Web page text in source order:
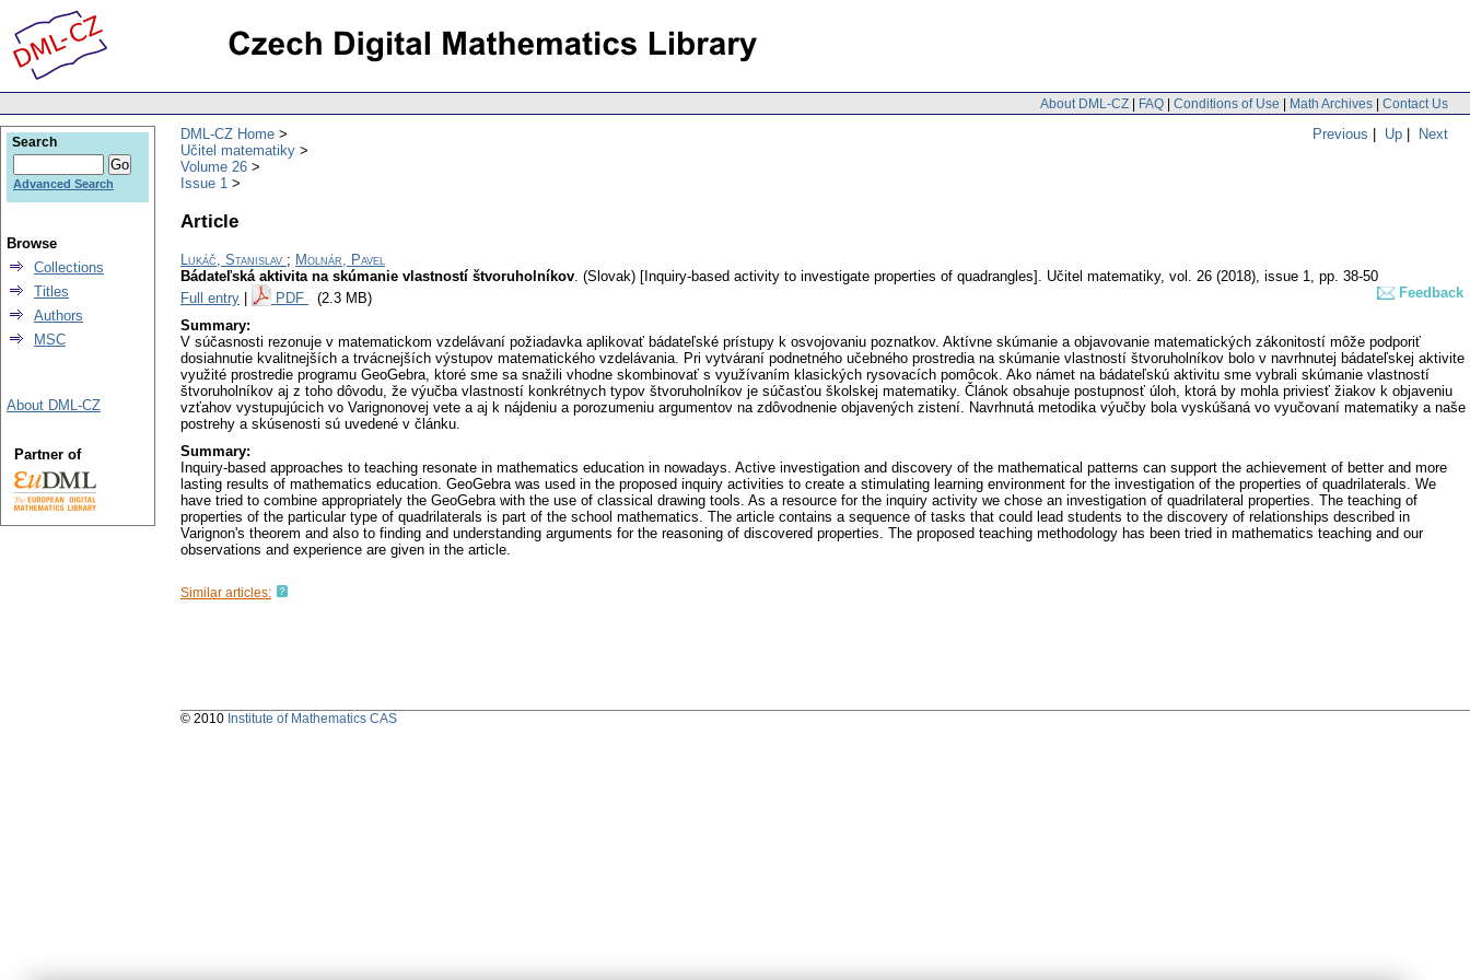
About DML-CZ | FAQ | Conditions of Use | Math Archives | Contact Us
Previous | Up | Next
DML-CZ Home
Učitel matematiky
Volume 26
Issue 1
Article
Lukáč, Stanislav ; Molnár, Pavel
Bádateľská aktivita na skúmanie vlastností štvoruholníkov. (Slovak) [Inquiry-based activity to investigate properties of quadrangles]. Učitel matematiky, vol. 26 (2018), issue 1, pp. 38-50
Full entry
PDF (2.3 MB)
Feedback
Summary:
V súčasnosti rezonuje v matematickom vzdelávaní požiadavka aplikovať bádateľské prístupy k osvojovaniu poznatkov. Aktívne skúmanie a objavovanie matematických zákonitostí môže podporiť
dosiahnutie kvalitnejších a trvácnejších výstupov matematického vzdelávania. Pri vytváraní podnetného učebného prostredia na skúmanie vlastností štvoruholníkov bolo v navrhnutej bádateľskej aktivite
využité prostredie programu GeoGebra, ktoré sme sa snažili vhodne skombinovať s využívaním klasických rysovacích pomôcok. Ako námet na bádateľskú aktivitu sme vybrali skúmanie vlastností
štvoruholníkov aj z toho dôvodu, že výučba vlastností konkrétnych typov štvoruholníkov je súčasťou školskej matematiky. Článok obsahuje postupnosť úloh, ktorá by mohla priviesť žiakov k objaveniu
vzťahov vystupujúcich vo Varignonovej vete a aj k nájdeniu a porozumeniu argumentov na zdôvodnenie objavených zistení. Navrhnutá metodika výučby bola vyskúšaná vo vyučovaní matematiky a naše
postrehy a skúsenosti sú uvedené v článku.
Summary:
Inquiry-based approaches to teaching resonate in mathematics education in nowadays. Active investigation and discovery of the mathematical patterns can support the achievement of better and more
lasting results of mathematics education. GeoGebra was used in the proposed inquiry activities to create a stimulating learning environment for the investigation of the properties of quadrilaterals. We
have tried to combine appropriately the GeoGebra with the use of classical drawing tools. As a resource for the inquiry activity we chose an investigation of quadrilateral properties. The teaching of
properties of the particular type of quadrilaterals is part of the school mathematics. The article contains a sequence of tasks that could lead students to the discovery of relationships described in
Varignon's theorem and also to finding and understanding arguments for the reasoning of discovered properties. The proposed teaching methodology has been tried in mathematics teaching and our
observations and experience are given in the article.
Similar articles:
Search
Advanced Search
Browse
Collections
Titles
Authors
MSC
About DML-CZ
Partner of
© 2010 Institute of Mathematics CAS